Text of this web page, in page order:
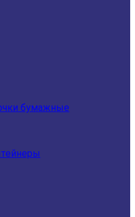
бумажные